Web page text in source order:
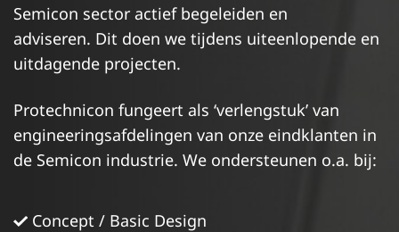
Semicon sector actief begeleiden en
adviseren. Dit doen we tijdens uiteenlopende en
uitdagende projecten.
Protechnicon fungeert als ‘verlengstuk’ van
engineeringsafdelingen van onze eindklanten in
de Semicon industrie. We ondersteunen o.a. bij:
Concept / Basic Design